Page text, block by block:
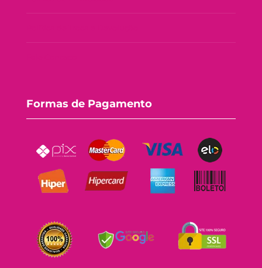
Formas de Pagamento